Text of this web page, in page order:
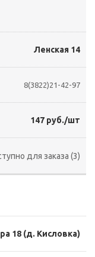
Ленская 14
8(3822)21-42-97
147 руб./шт
для заказа (3)
18 (д. Кисловка)